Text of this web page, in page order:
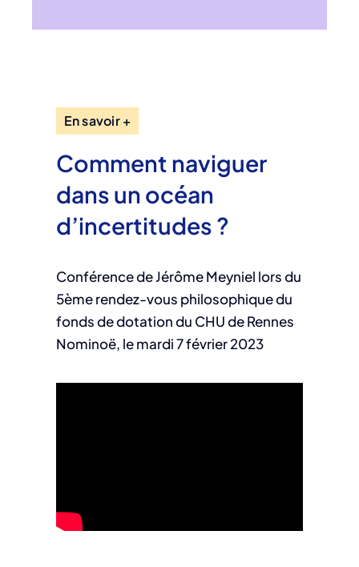
En savoir +
Comment naviguer
dans un océan
d’incertitudes ?
Conférence de Jérôme Meyniel lors du
5ème rendez-vous philosophique du
fonds de dotation du CHU de Rennes
Nominoë, le mardi 7 février 2023